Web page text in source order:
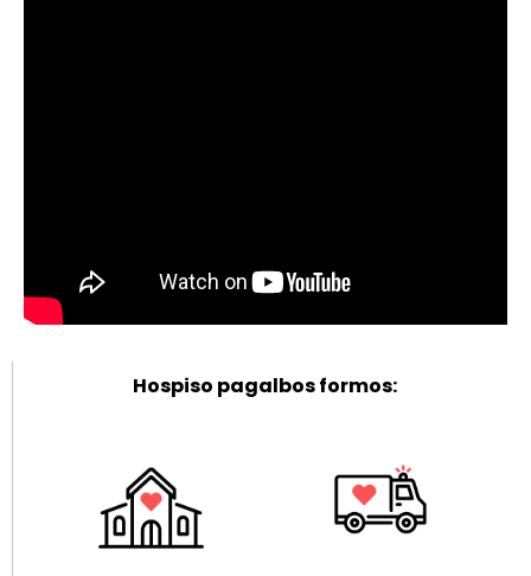
Hospiso pagalbos formos: